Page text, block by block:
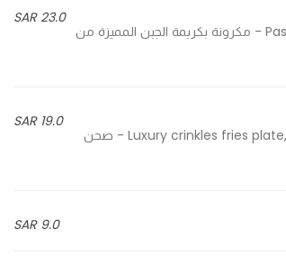
23.0 SAR
Pasta with wister special cheese cream, cheddar cheese, cheetos & jalapeno - مكرونة بكريمة الجبن المميزة من
19.0 SAR
Luxury crinkles fries plate, special dynamite sauce, melted cheddar cheese, jalapeno & crispy onion - صحن
9.0 SAR